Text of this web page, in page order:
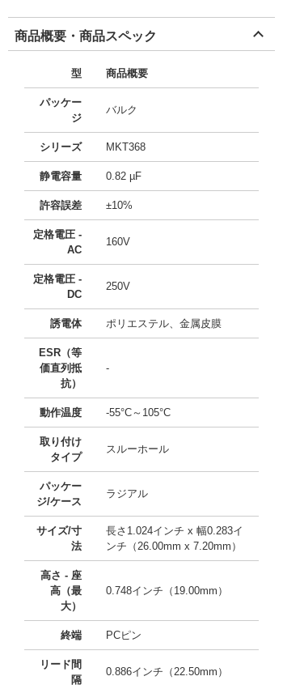
商品概要・商品スペック
型 商品概要
パッケー
ジ
バルク
シリーズ MKT368
静電容量 0.82 µF
許容誤差 ±10%
定格電圧 -
AC
160V
定格電圧 -
DC
250V
誘電体 ポリエステル、金属皮膜
ESR（等
価直列抵
抗）
-
動作温度 -55°C～105°C
取り付け
タイプ
スルーホール
パッケー
ジ/ケース
ラジアル
サイズ/寸
法
長さ1.024インチ x 幅0.283イ
ンチ（26.00mm x 7.20mm）
高さ - 座
高（最
大）
0.748インチ（19.00mm）
終端 PCピン
リード間
隔
0.886インチ（22.50mm）